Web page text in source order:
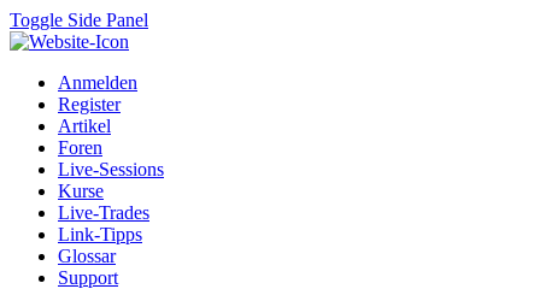
Toggle Side Panel
Anmelden
Register
Artikel
Foren
Live-Sessions
Kurse
Live-Trades
Link-Tipps
Glossar
Support